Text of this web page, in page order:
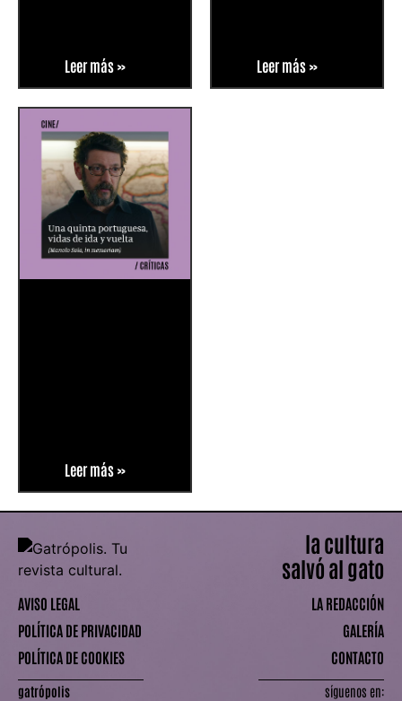
Leer más » Leer más »
Leer más »
AVISO LEGAL
POLÍTICA DE PRIVACIDAD
POLÍTICA DE COOKIES
gatrópolis
la cultura
salvó al gato
LA REDACCIÓN
GALERÍA
CONTACTO
síguenos en: